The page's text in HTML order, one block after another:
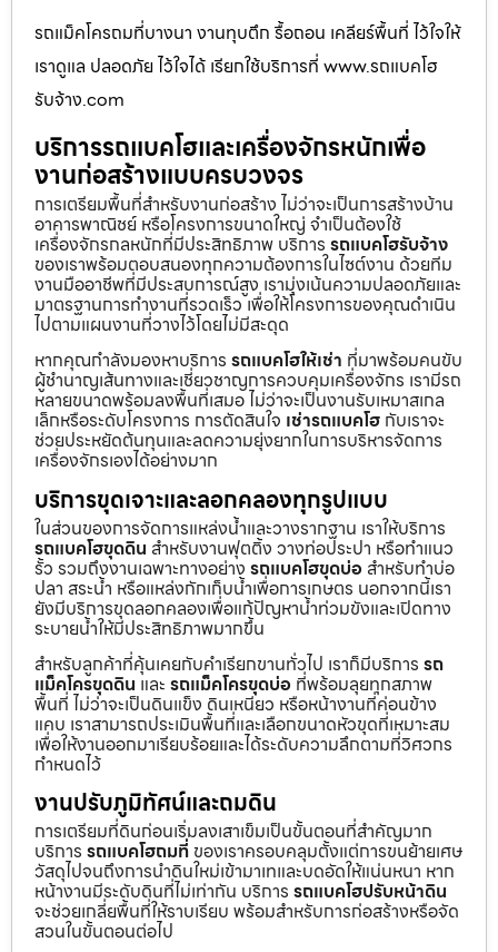
รถแม็คโครถมที่บางนา งานทุบตึก รื้อถอน เคลียร์พื้นที่ ไว้ใจให้
เราดูแล ปลอดภัย ไว้ใจได้ เรียกใช้บริการที่ www.รถแบคโฮ
รับจ้าง.com
บริการรถแบคโฮและเครื่องจักรหนักเพื่อ
งานก่อสร้างแบบครบวงจร
การเตรียมพื้นที่สำหรับงานก่อสร้าง ไม่ว่าจะเป็นการสร้างบ้าน
อาคารพาณิชย์ หรือโครงการขนาดใหญ่ จำเป็นต้องใช้
เครื่องจักรกลหนักที่มีประสิทธิภาพ บริการ รถแบคโฮรับจ้าง
ของเราพร้อมตอบสนองทุกความต้องการในไซต์งาน ด้วยทีม
งานมืออาชีพที่มีประสบการณ์สูง เรามุ่งเน้นความปลอดภัยและ
มาตรฐานการทำงานที่รวดเร็ว เพื่อให้โครงการของคุณดำเนิน
ไปตามแผนงานที่วางไว้โดยไม่มีสะดุด
หากคุณกำลังมองหาบริการ รถแบคโฮให้เช่า ที่มาพร้อมคนขับ
ผู้ชำนาญเส้นทางและเชี่ยวชาญการควบคุมเครื่องจักร เรามีรถ
หลายขนาดพร้อมลงพื้นที่เสมอ ไม่ว่าจะเป็นงานรับเหมาสเกล
เล็กหรือระดับโครงการ การตัดสินใจ เช่ารถแบคโฮ กับเราจะ
ช่วยประหยัดต้นทุนและลดความยุ่งยากในการบริหารจัดการ
เครื่องจักรเองได้อย่างมาก
บริการขุดเจาะและลอกคลองทุกรูปแบบ
ในส่วนของการจัดการแหล่งน้ำและวางรากฐาน เราให้บริการ
รถแบคโฮขุดดิน สำหรับงานฟุตติ้ง วางท่อประปา หรือทำแนว
รั้ว รวมถึงงานเฉพาะทางอย่าง รถแบคโฮขุดบ่อ สำหรับทำบ่อ
ปลา สระน้ำ หรือแหล่งกักเก็บน้ำเพื่อการเกษตร นอกจากนี้เรา
ยังมีบริการขุดลอกคลองเพื่อแก้ปัญหาน้ำท่วมขังและเปิดทาง
ระบายน้ำให้มีประสิทธิภาพมากขึ้น
สำหรับลูกค้าที่คุ้นเคยกับคำเรียกขานทั่วไป เราก็มีบริการ รถ
แม็คโครขุดดิน และ รถแม็คโครขุดบ่อ ที่พร้อมลุยทุกสภาพ
พื้นที่ ไม่ว่าจะเป็นดินแข็ง ดินเหนียว หรือหน้างานที่ค่อนข้าง
แคบ เราสามารถประเมินพื้นที่และเลือกขนาดหัวขุดที่เหมาะสม
เพื่อให้งานออกมาเรียบร้อยและได้ระดับความลึกตามที่วิศวกร
กำหนดไว้
งานปรับภูมิทัศน์และถมดิน
การเตรียมที่ดินก่อนเริ่มลงเสาเข็มเป็นขั้นตอนที่สำคัญมาก
บริการ รถแบคโฮถมที่ ของเราครอบคลุมตั้งแต่การขนย้ายเศษ
วัสดุไปจนถึงการนำดินใหม่เข้ามาเทและบดอัดให้แน่นหนา หาก
หน้างานมีระดับดินที่ไม่เท่ากัน บริการ รถแบคโฮปรับหน้าดิน
จะช่วยเกลี่ยพื้นที่ให้ราบเรียบ พร้อมสำหรับการก่อสร้างหรือจัด
สวนในขั้นตอนต่อไป